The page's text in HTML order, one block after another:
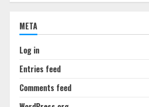
META
Log in
Entries feed
Comments feed